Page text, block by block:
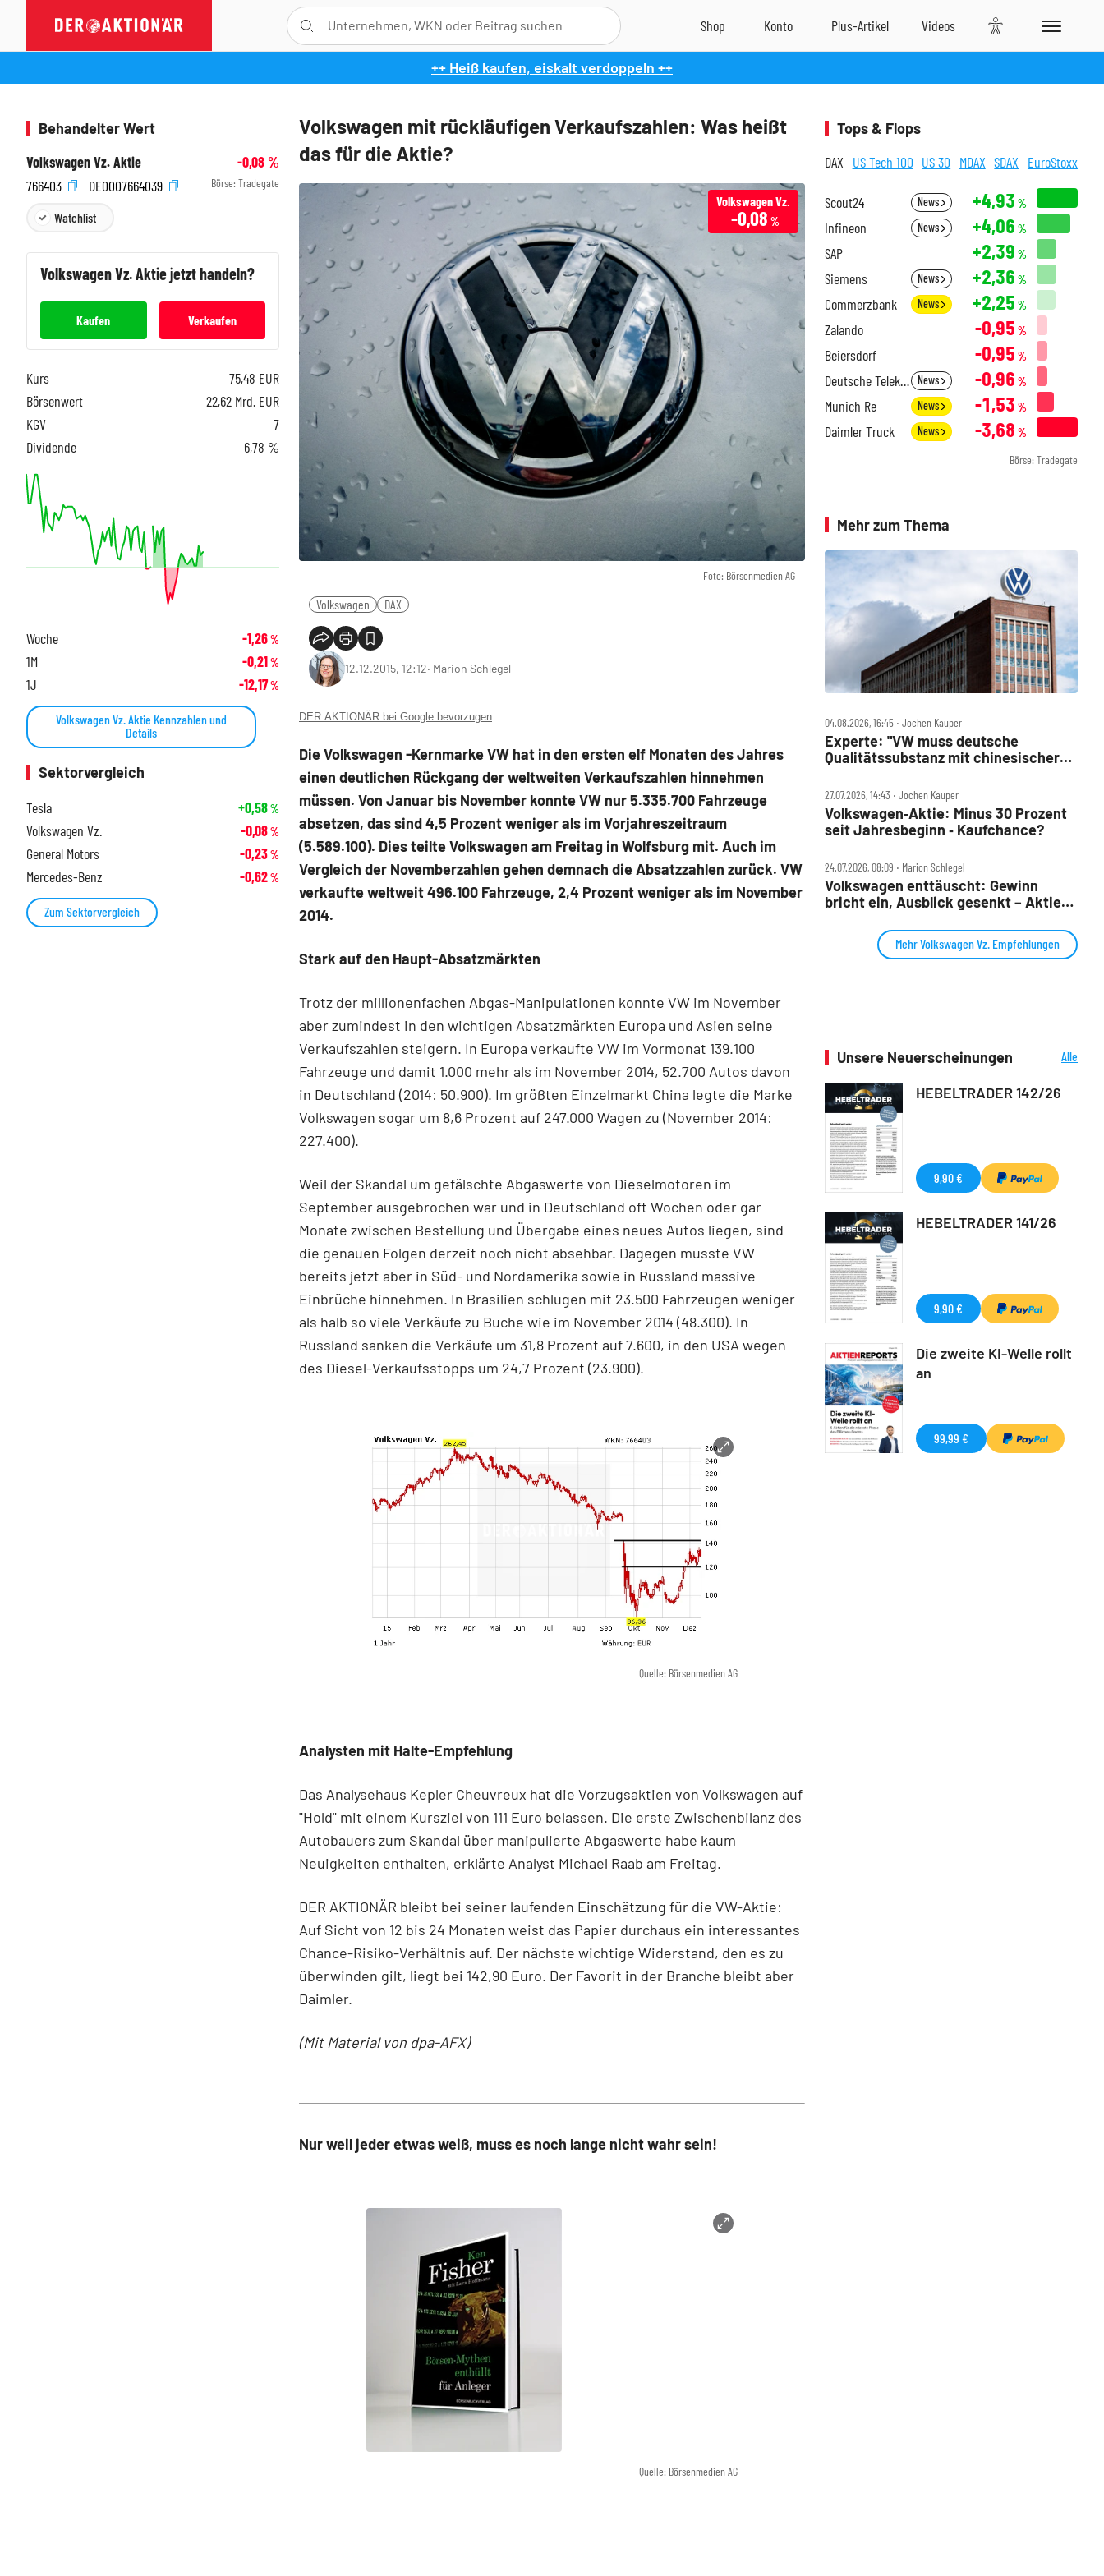
++ Heiß kaufen, eiskalt verdoppeln ++
Volkswagen mit rückläufigen Verkaufszahlen: Was heißt
das für die Aktie?
Foto: Börsenmedien AG
Volkswagen Vz.
-0,08 %
Volkswagen DAX
12.12.2015, 12:12‧ Marion Schlegel
DER AKTIONÄR bei Google bevorzugen
Die Volkswagen -Kernmarke VW hat in den ersten elf Monaten des Jahres
einen deutlichen Rückgang der weltweiten Verkaufszahlen hinnehmen
müssen. Von Januar bis November konnte VW nur 5.335.700 Fahrzeuge
absetzen, das sind 4,5 Prozent weniger als im Vorjahreszeitraum
(5.589.100). Dies teilte Volkswagen am Freitag in Wolfsburg mit. Auch im
Vergleich der Novemberzahlen gehen demnach die Absatzzahlen zurück. VW
verkaufte weltweit 496.100 Fahrzeuge, 2,4 Prozent weniger als im November
2014.
Stark auf den Haupt-Absatzmärkten
Trotz der millionenfachen Abgas-Manipulationen konnte VW im November
aber zumindest in den wichtigen Absatzmärkten Europa und Asien seine
Verkaufszahlen steigern. In Europa verkaufte VW im Vormonat 139.100
Fahrzeuge und damit 1.000 mehr als im November 2014, 52.700 Autos davon
in Deutschland (2014: 50.900). Im größten Einzelmarkt China legte die Marke
Volkswagen sogar um 8,6 Prozent auf 247.000 Wagen zu (November 2014:
227.400).
Weil der Skandal um gefälschte Abgaswerte von Dieselmotoren im
September ausgebrochen war und in Deutschland oft Wochen oder gar
Monate zwischen Bestellung und Übergabe eines neues Autos liegen, sind
die genauen Folgen derzeit noch nicht absehbar. Dagegen musste VW
bereits jetzt aber in Süd- und Nordamerika sowie in Russland massive
Einbrüche hinnehmen. In Brasilien schlugen mit 23.500 Fahrzeugen weniger
als halb so viele Verkäufe zu Buche wie im November 2014 (48.300). In
Russland sanken die Verkäufe um 31,8 Prozent auf 7.600, in den USA wegen
des Diesel-Verkaufsstopps um 24,7 Prozent (23.900).
Quelle: Börsenmedien AG
Analysten mit Halte-Empfehlung
Das Analysehaus Kepler Cheuvreux hat die Vorzugsaktien von Volkswagen auf
"Hold" mit einem Kursziel von 111 Euro belassen. Die erste Zwischenbilanz des
Autobauers zum Skandal über manipulierte Abgaswerte habe kaum
Neuigkeiten enthalten, erklärte Analyst Michael Raab am Freitag.
DER AKTIONÄR bleibt bei seiner laufenden Einschätzung für die VW-Aktie:
Auf Sicht von 12 bis 24 Monaten weist das Papier durchaus ein interessantes
Chance-Risiko-Verhältnis auf. Der nächste wichtige Widerstand, den es zu
überwinden gilt, liegt bei 142,90 Euro. Der Favorit in der Branche bleibt aber
Daimler.
(Mit Material von dpa-AFX)
Nur weil jeder etwas weiß, muss es noch lange nicht wahr sein!
Quelle: Börsenmedien AG
Behandelter Wert
Volkswagen Vz. Aktie
-0,08%
766403
DE0007664039 Börse: Tradegate
Watchlist
Volkswagen Vz.Aktie jetzt handeln?
Kaufen Verkaufen
Kurs 75,48 EUR
Börsenwert
22,62 Mrd. EUR
KGV
7
Dividende
6,78 %
Woche -1,26%
1M -0,21%
1J -12,17%
Volkswagen Vz. Aktie Kennzahlen und
Details
Sektorvergleich
Tesla
+0,58%
Volkswagen Vz. -0,08%
General Motors -0,23%
Mercedes-Benz -0,62%
Zum Sektorvergleich
Tops & Flops
DAX US Tech 100 US 30 MDAX SDAX EuroStoxx
Scout24 News +4,93 %
Infineon News +4,06 %
SAP +2,39 %
Siemens News +2,36 %
Commerzbank News +2,25 %
Zalando -0,95 %
Beiersdorf -0,95 %
Deutsche Telekom News -0,96 %
Munich Re News -1,53 %
Daimler Truck News -3,68 %
Börse: Tradegate
Mehr zum Thema
04.08.2026, 16:45 ‧ Jochen Kauper
Experte: "VW muss deutsche
Qualitätssubstanz mit chinesischer
verbinden"
27.07.2026, 14:43 ‧ Jochen Kauper
Volkswagen‑Aktie: Minus 30 Prozent
seit Jahresbeginn ‑ Kaufchance?
24.07.2026, 08:09 ‧ Marion Schlegel
Volkswagen enttäuscht: Gewinn
bricht ein, Ausblick gesenkt – Aktie
Mehr Volkswagen Vz. Empfehlungen
Unsere Neuerscheinungen
Alle
HEBELTRADER 142/26
9,90 €
HEBELTRADER 141/26
9,90 €
Die zweite KI-Welle rollt
an
99,99 €